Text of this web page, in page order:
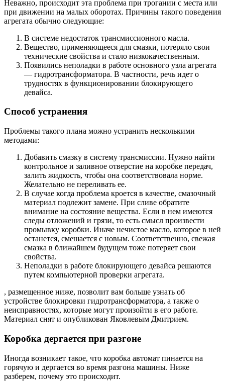
Неважно, происходит эта проблема при трогании с места или
при движении на малых оборотах. Причины такого поведения
агрегата обычно следующие:
В системе недостаток трансмиссионного масла.
Вещество, применяющееся для смазки, потеряло свои
технические свойства и стало низкокачественным.
Появились неполадки в работе основного узла агрегата
— гидротрансформатора. В частности, речь идет о
трудностях в функционировании блокирующего
девайса.
Способ устранения
Проблемы такого плана можно устранить несколькими
методами:
Добавить смазку в систему трансмиссии. Нужно найти
контрольное и заливное отверстие на коробке передач,
залить жидкость, чтобы она соответствовала норме.
Желательно не переливать ее.
В случае когда проблема кроется в качестве, смазочный
материал подлежит замене. При сливе обратите
внимание на состояние вещества. Если в нем имеются
следы отложений и грязи, то есть смысл произвести
промывку коробки. Иначе нечистое масло, которое в ней
останется, смешается с новым. Соответственно, свежая
смазка в ближайшем будущем тоже потеряет свои
свойства.
Неполадки в работе блокирующего девайса решаются
путем компьютерной проверки агрегата.
, размещенное ниже, позволит вам больше узнать об
устройстве блокировки гидротрансформатора, а также о
неисправностях, которые могут произойти в его работе.
Материал снят и опубликован Яковлевым Дмитрием.
Коробка дергается при разгоне
Иногда возникает такое, что коробка автомат пинается на
горячую и дергается во время разгона машины. Ниже
разберем, почему это происходит.